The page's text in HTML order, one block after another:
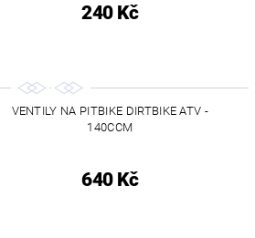
240 Kč
VENTILY NA PITBIKE DIRTBIKE ATV -
140CCM
640 Kč